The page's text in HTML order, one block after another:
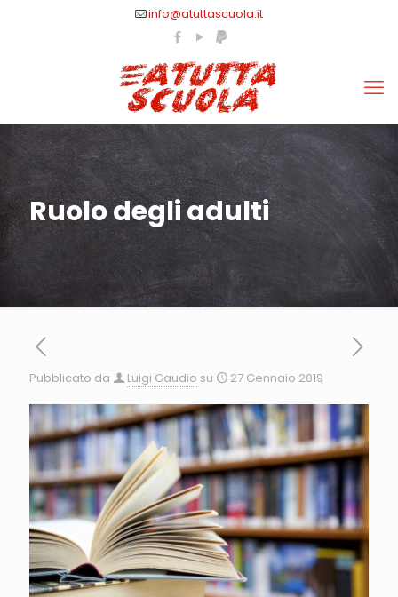
info@atuttascuola.it
Ruolo degli adulti
Pubblicato da Luigi Gaudio su 27 Gennaio 2019